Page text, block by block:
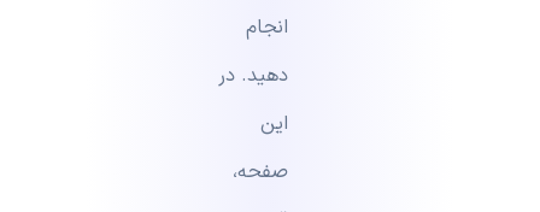
انجام
دهید. در
این
صفحه،